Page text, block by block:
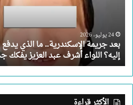
لقتل
أقرب
الناس
إليه؟
اللواء
أشرف
عبد
24 يوليو، 2026
بعد جريمة الإسكندرية.. ما الذي
إليه؟ اللواء أشرف عبد العزيز يفكك